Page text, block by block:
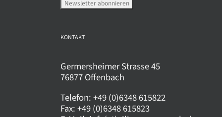
der
gewählt
KONTAKT
Germersheimer Strasse 45
76877 Offenbach
Telefon:+49 (0)6348 615822
Fax:+49 (0)6348 615823